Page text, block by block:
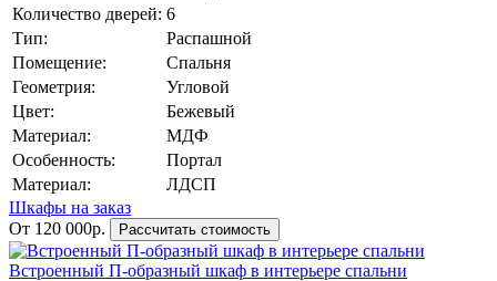
Количество дверей: 6
Тип:
Распашной
Помещение:
Спальня
Геометрия:
Угловой
Цвет:
Бежевый
Материал:
МДФ
Особенность:
Портал
Материал:
ЛДСП
Шкафы на заказ
От 120 000р.
Рассчитать стоимость
Встроенный П-образный шкаф в интерьере спальни